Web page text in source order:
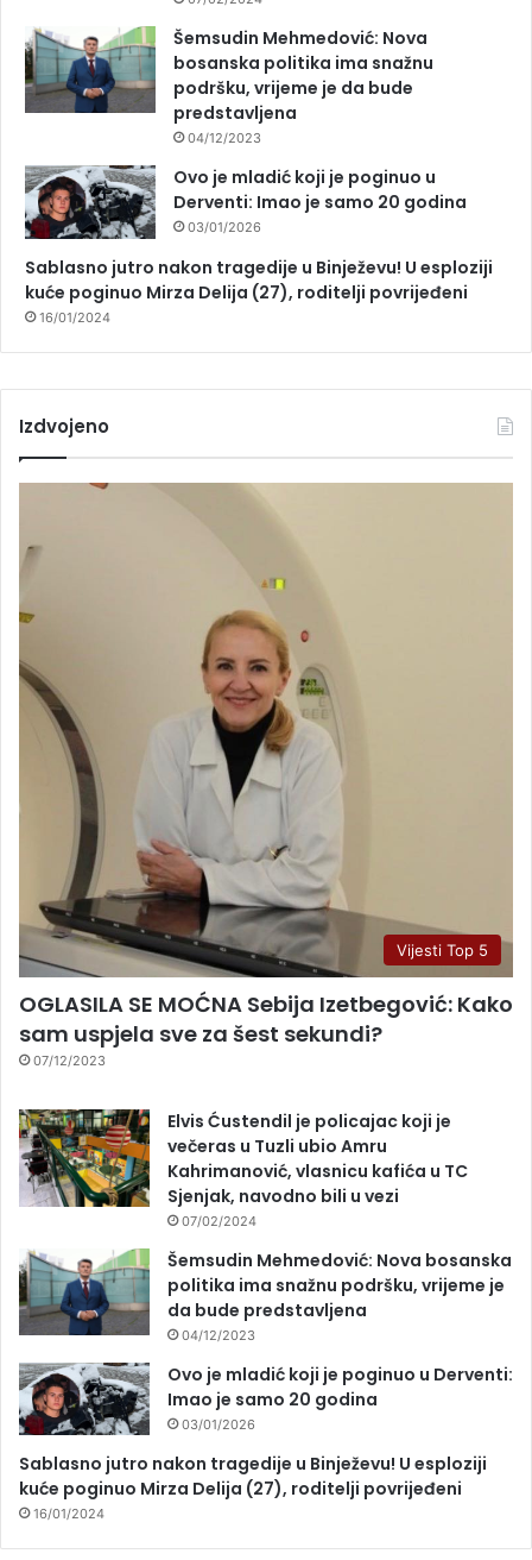
Šemsudin Mehmedović: Nova
bosanska politika ima snažnu
podršku, vrijeme je da bude
predstavljena
04/12/2023
Ovo je mladić koji je poginuo u
Derventi: Imao je samo 20 godina
03/01/2026
Sablasno jutro nakon tragedije u Binježevu! U esploziji
kuće poginuo Mirza Delija (27), roditelji povrijeđeni
16/01/2024
Izdvojeno
Vijesti Top 5
OGLASILA SE MOĆNA Sebija Izetbegović: Kako
sam uspjela sve za šest sekundi?
07/12/2023
Elvis Ćustendil je policajac koji je
večeras u Tuzli ubio Amru
Kahrimanović, vlasnicu kafića u TC
Sjenjak, navodno bili u vezi
07/02/2024
Šemsudin Mehmedović: Nova bosanska
politika ima snažnu podršku, vrijeme je
da bude predstavljena
04/12/2023
Ovo je mladić koji je poginuo u Derventi:
Imao je samo 20 godina
03/01/2026
Sablasno jutro nakon tragedije u Binježevu! U esploziji
kuće poginuo Mirza Delija (27), roditelji povrijeđeni
16/01/2024